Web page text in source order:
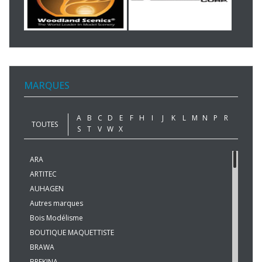
MARQUES
TOUTES
A B C D E F H I J K L M N P
R
S
T V W X
ARA
ARTITEC
AUHAGEN
Autres marques
Bois Modélisme
BOUTIQUE MAQUETTISTE
BRAWA